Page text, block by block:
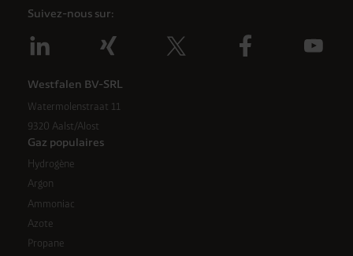
Suivez-nous sur:
Westfalen BV-SRL
Watermolenstraat 11
9320 Aalst/Alost
Gaz populaires
Hydrogène
Argon
Ammoniac
Azote
Propane